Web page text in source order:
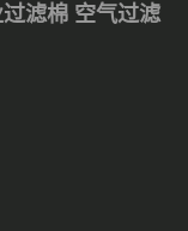
滤棉 空气过滤